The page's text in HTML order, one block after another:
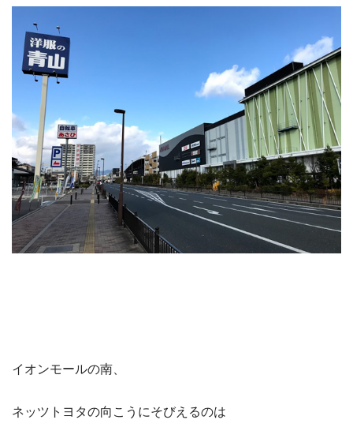
イオンモールの南、
ネッツトヨタの向こうにそびえるのは